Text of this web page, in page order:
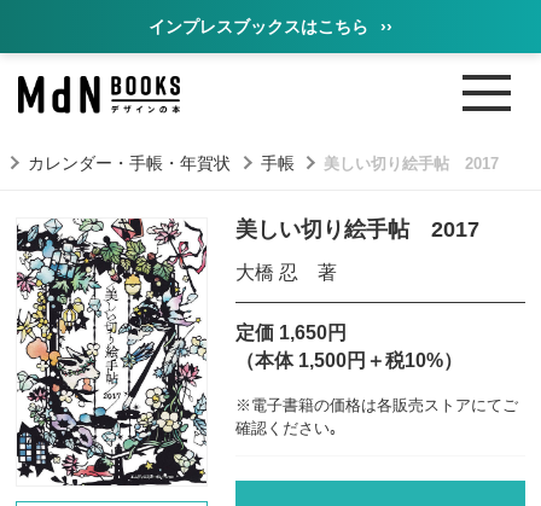
インプレスブックスはこちら ››
カレンダー・手帳・年賀状 手帳 美しい切り絵手帖 2017
美しい切り絵手帖 2017
大橋 忍 著
定価 1,650円
（本体 1,500円＋税10%）
※電子書籍の価格は各販売ストアにてご
確認ください｡